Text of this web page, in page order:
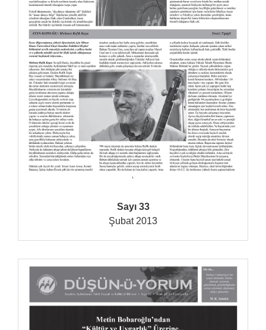
Sayı 33
Şubat 2013